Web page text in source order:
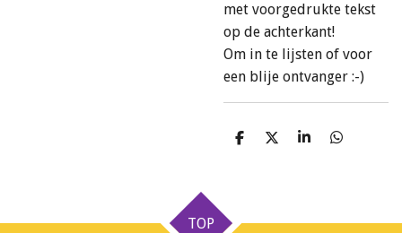
met voorgedrukte tekst
op de achterkant!
Om in te lijsten of voor
een blije ontvanger :-)
D
D
S
D
TOP